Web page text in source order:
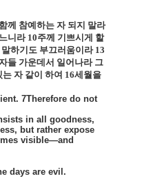
께 참예하는 자 되지 말라
니라10주께 기쁘시게 할
하기도 부끄러움이라13
들 가운데서 일어나라 그
자 같이 하여 16세월을
7Therefore do not
in all goodness,
but rather expose
visible—and
days are evil.